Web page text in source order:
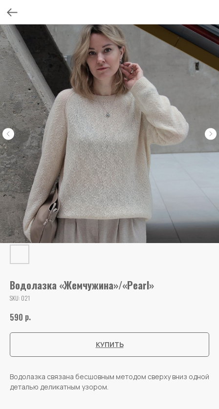
Водолазка «Жемчужина»/«Pearl»
SKU: 021
590 р.
КУПИТЬ
Водолазка связана бесшовным методом сверху вниз одной
деталью деликатным узором.